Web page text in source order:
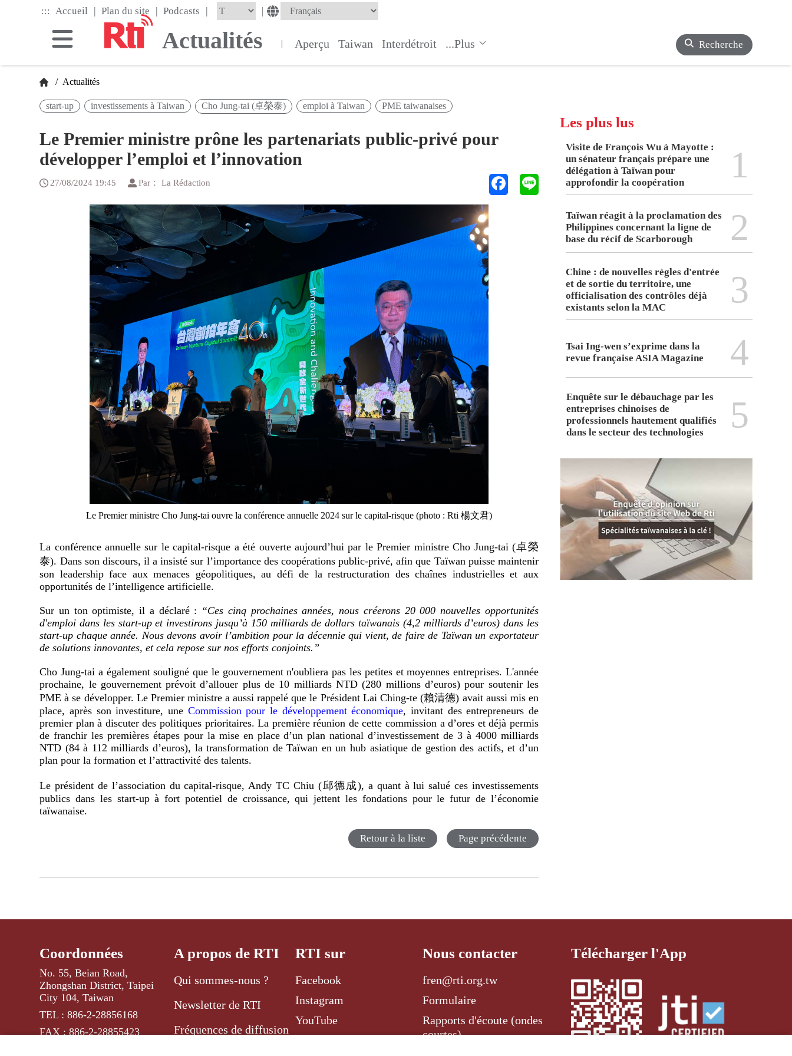
::: Accueil | Plan du site | Podcasts | |
Actualités | Aperçu Taiwan Interdétroit ...Plus Recherche
/ Actualités
start-up investissements à Taiwan Cho Jung-tai (卓榮泰) emploi à Taiwan PME taiwanaises
Le Premier ministre prône les partenariats public-privé pour
développer l’emploi et l’innovation
27/08/2024 19:45 Par： La Rédaction
Le Premier ministre Cho Jung-tai ouvre la conférence annuelle 2024 sur le capital-risque (photo : Rti 楊文君)
La conférence annuelle sur le capital-risque a été ouverte aujourd’hui par le Premier ministre Cho Jung-tai (卓榮
泰). Dans son discours, il a insisté sur l’importance des coopérations public-privé, afin que Taïwan puisse maintenir
son leadership face aux menaces géopolitiques, au défi de la restructuration des chaînes industrielles et aux
opportunités de l’intelligence artificielle.
Sur un ton optimiste, il a déclaré : “Ces cinq prochaines années, nous créerons 20 000 nouvelles opportunités
d'emploi dans les start-up et investirons jusqu’à 150 milliards de dollars taïwanais (4,2 milliards d’euros) dans les
start-up chaque année. Nous devons avoir l’ambition pour la décennie qui vient, de faire de Taïwan un exportateur
de solutions innovantes, et cela repose sur nos efforts conjoints.”
Cho Jung-tai a également souligné que le gouvernement n'oubliera pas les petites et moyennes entreprises. L'année
prochaine, le gouvernement prévoit d’allouer plus de 10 milliards NTD (280 millions d’euros) pour soutenir les
PME à se développer. Le Premier ministre a aussi rappelé que le Président Lai Ching-te (賴清德) avait aussi mis en
place, après son investiture, uneCommission pour le développement économique, invitant des entrepreneurs de
premier plan à discuter des politiques prioritaires. La première réunion de cette commission a d’ores et déjà permis
de franchir les premières étapes pour la mise en place d’un plan national d’investissement de 3 à 4000 milliards
NTD (84 à 112 milliards d’euros), la transformation de Taïwan en un hub asiatique de gestion des actifs, et d’un
plan pour la formation et l’attractivité des talents.
Le président de l’association du capital-risque, Andy TC Chiu (邱德成), a quant à lui salué ces investissements
publics dans les start-up à fort potentiel de croissance, qui jettent les fondations pour le futur de l’économie
taïwanaise.
Retour à la liste Page précédente
Les plus lus
Visite de François Wu à Mayotte :
un sénateur français prépare une
délégation à Taïwan pour
approfondir la coopération
1
Taïwan réagit à la proclamation des
Philippines concernant la ligne de
base du récif de Scarborough
2
Chine : de nouvelles règles d'entrée
et de sortie du territoire, une
officialisation des contrôles déjà
existants selon la MAC
3
Tsai Ing-wen s’exprime dans la
revue française ASIA Magazine
4
Enquête sur le débauchage par les
entreprises chinoises de
professionnels hautement qualifiés
dans le secteur des technologies
5
Coordonnées
No. 55, Beian Road,
Zhongshan District, Taipei
City 104, Taiwan
TEL : 886-2-28856168
FAX : 886-2-28855423
A propos de RTI
Qui sommes-nous ?
Newsletter de RTI
Fréquences de diffusion
RTI sur
Facebook
Instagram
YouTube
Nous contacter
fren@rti.org.tw
Formulaire
Rapports d'écoute (ondes
courtes)
Télécharger l'App